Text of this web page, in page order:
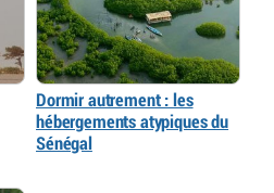
Dormir autrement : les
hébergements atypiques du
Sénégal